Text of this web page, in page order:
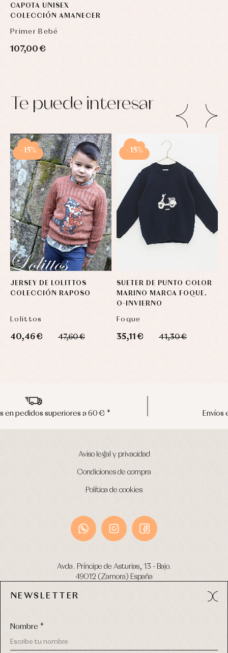
CAPOTA UNISEX
COLECCIÓN AMANECER
Primer Bebé
107,00 €
Te puede interesar
JERSEY DE LOLITTOS
COLECCIÓN RAPOSO
Lolittos
40,46 € 47,60 €
-15%
SUETER DE PUNTO COLOR
MARINO MARCA FOQUE.
O-INVIERNO
Foque
35,11 € 41,30 €
-15%
Envíos en península en 24/48 horas
Aviso legal y privacidad
Condiciones de compra
Política de cookies
Avda. Príncipe de Asturias, 13 - Bajo.
49012 (Zamora) España
Tel: 980 049 683
NEWSLETTER
Nombre *